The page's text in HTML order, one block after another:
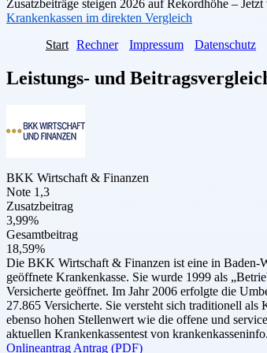
Zusatzbeiträge steigen 2026 auf Rekordhöhe –
Krankenkassen im direkten Vergleich
Start Rechner Impressum Datenschutz
Leistungs- und
BKK Wirtschaft & Finanzen
Note 1,3
Zusatzbeitrag
3,99%
Gesamtbeitrag
18,59%
Die BKK Wirtschaft & Finanzen ist eine in Baden-
geöffnete Krankenkasse. Sie wurde 1999 als
Versicherte geöffnet. Im Jahr 2006 erfolgte die
27.865 Versicherte. Sie versteht sich traditionell
ebenso hohen Stellenwert wie die offene und
aktuellen Krankenkassentest von
Onlineantrag Antrag (PDF)